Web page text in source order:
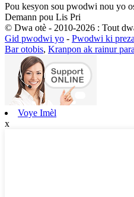
Pou kesyon sou pwodwi nou yo
Demann pou Lis Pri
© Dwa otè - 2010-2026 : Tout
Gid pwodwi yo - Pwodwi ki
Bar otobis, Kranpon ak rainur
Voye Imèl
x